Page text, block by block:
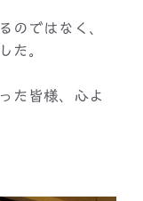
のではなく、
た。
た皆様、心よ